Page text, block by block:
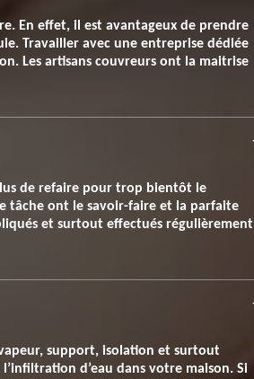
En effet, il est avantageux de prendre
Travailler avec une entreprise dédiée
Les artisans couvreurs ont la maitrise
de refaire pour trop bientôt le
tâche ont le savoir-faire et la parfaite
et surtout effectués régulièrement
support, isolation et surtout
d’eau dans votre maison. Si